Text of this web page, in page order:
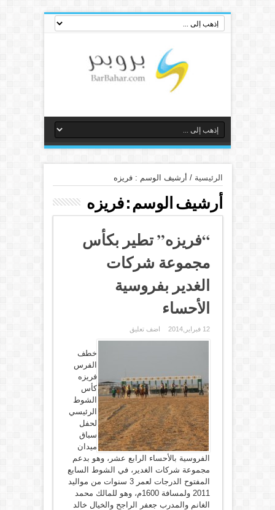
الرئيسية / أرشيف الوسم : فريزه
أرشيف الوسم :فريزه
“فريزه” تطير بكأس
مجموعة شركات
الغدير بفروسية
الأحساء
12 فبراير,2014 اضف تعليق
خطف
الفرس
فريزه
كأس
الشوط
الرئيسي
لحفل
سباق
ميدان
الفروسية بالأحساء الرابع عشر، وهو بدعم
مجموعة شركات الغدير، في الشوط السابع
المفتوح الدرجات لعمر 3 سنوات من مواليد
2011 ولمسافة 1600م، وهو للمالك محمد
الغانم والمدرب جعفر الراجح والخيال خالد